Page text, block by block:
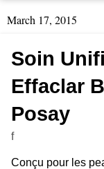
March 17, 2015
Soin
Effaclar
Posay
f
Conçu pour les